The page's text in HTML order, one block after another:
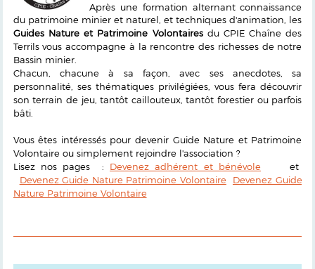
Après une formation alternant connaissance
du patrimoine minier et naturel, et techniques d'animation, les
Guides Nature et Patrimoine Volontairesdu CPIE Chaîne des
Terrils vous accompagne à la rencontre des richesses de notre
Bassin minier.
Chacun, chacune à sa façon, avec ses anecdotes, sa
personnalité, ses thématiques privilégiées, vous fera découvrir
son terrain de jeu, tantôt caillouteux, tantôt forestier ou parfois
bâti.
Vous êtes intéressés pour devenir Guide Nature et Patrimoine
Volontaire ou simplement rejoindre l'association ?
Lisez nos pages : Devenez adhérent et bénévole et
Devenez Guide Nature Patrimoine Volontaire
Devenez Guide
Nature Patrimoine Volontaire